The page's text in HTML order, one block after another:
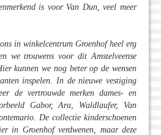
is voor Van Dun, veel meer
in winkelcentrum Groenhof heel erg
we trouwens voor dit Amstelveense
kunnen we nog beter op de wensen
inspelen. In de nieuwe vestiging
de vertrouwde merken dames- en
Gabor, Ara, Waldlaufer, Van
De collectie kinderschoenen
in Groenhof verdwenen, maar deze